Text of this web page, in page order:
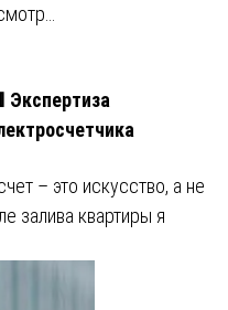
Экспертиза
– это искусство, а не
залива квартиры я